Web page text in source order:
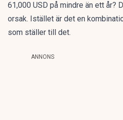
61,000 USD på mindre än ett år?
orsak. Istället är det en
som ställer till det.
ANNONS